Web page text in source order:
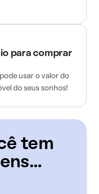
para comprar
usar o valor do
do seus sonhos!
tem